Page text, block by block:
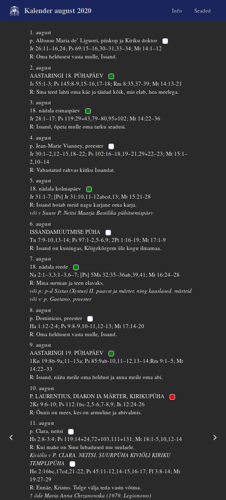
Kalender august 2020 Info Seaded
1. august
p. Alfonso Maria de’ Liguori, piiskop ja Kiriku doktor
Jr 26:11–16,24; Ps 69:15–16,30–31,33–34; Mt 14:1–12
R: Oma heldusest vasta mulle, Issand.
2. august
AASTARINGI 18. PÜHAPÄEV
Js 55:1-3; Ps 145:8-9,15-16,17-18; Rm 8:35,37-39; Mt 14:13-21
R: Sina teed lahti oma käe ja täidad kõik, mis elab, hea meelega.
3. august
18. nädala esmaspäev
Jr 28:1–17; Ps 119:29+43,79–80,95+102; Mt 14:22–36
R: Issand, õpeta mulle oma tarku seadusi.
4. august
p. Jean-Marie Vianney, preester
Jr 30:1–2,12–15,18–22; Ps 102:16–18,19–21,29+22–23; Mt 15:1–
2,10–14
R: Vabastatud rahvas kiitku Issandat.
5. august
18. nädala kolmapäev
Jr 31:1-7; [Ps] Jr 31:10,11-12abcd,13; Mt 15:21-28
R: Issand hoiab meid nagu karjane oma karja.
või v Suure P. Neitsi Maarja Basiilika pühitsemispäev
6. august
ISSANDAMUUTMISE PÜHA
Tn 7:9-10,13-14; Ps 97:1-2,5-6,9; 2Pt 1:16-19; Mt 17:1-9
R: Issand on kuningas, Kõigekõrgem üle kogu ilmamaa.
7. august
18. nädala reede
Na 2:1–3,3:1–3,6–7; [Ps] 5Ms 32:35–36ab,39,41; Mt 16:24–28
R: Mina surman ja teen elavaks.
või p: p-d Sixtus (Xystus) II, paavst ja märter, ning kaaslased, märtrid
või v: p. Gaetano, preester
8. august
p. Dominicus, preester
Ha 1:12-2:4; Ps 9:8-9,10-11,12-13; Mt 17:14-20
R: Oma heldusest vasta mulle, Issand.
9. august
AASTARINGI 19. PÜHAPÄEV
1Kn 19:8b-9a,11–13a; Ps 85:9ab-10,11–12,13–14;Rm 9:1–5; Mt
14:22–33
R: Issand, näita meile oma heldust ja anna meile oma abi.
10. august
P. LAURENTIUS, DIAKON JA MÄRTER, KIRIKUPÜHA
2Kr 9:6-10; Ps 112:1bc-2,5-6,7-8,9; Jh 12:24-26
R: Õnnis on mees, kes on armuline ja abivalmis.
11. august
p. Clara, neitsi
Hs 2:8-3:4; Ps 119:14+24,72+103,111+131; Mt 18:1-5,10,12-14
R: Kui mahe on Sinu lubadused mu suulaele.
Kiviõlis v P. CLARA, NEITSI. SUURPÜHA KIVIÕLI KIRIKU
TEMPLIPÜHA
Ho 2:16bc,17cd,21-22; Ps 45:11-12,14-15,16-17; Fl 3:8-14; Mt
19:27-29
R: Ennäe, Kristus. Tulge välja teda vastu võtma.
† õde Maria Anna Chrzanowska (1979, Legionowo)